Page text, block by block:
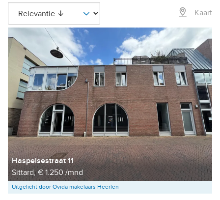
Kaart
Haspelsestraat 11
Sittard, € 1.250 /mnd
Uitgelicht door Ovida makelaars Heerlen